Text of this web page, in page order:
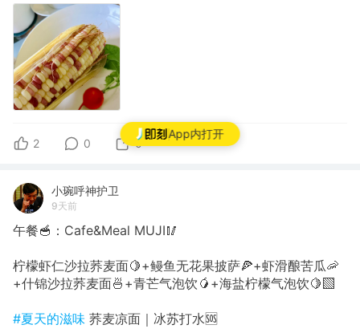
App内打开
2 0 0
小琬呼神护卫
9天前
午餐🥣：Cafe&Meal MUJI🥢
柠檬虾仁沙拉荞麦面🍋+鳗鱼无花果披萨🍕+虾滑酿苦瓜🦐
+什锦沙拉荞麦面🍜+青芒气泡饮🥭+海盐柠檬气泡饮🍋‍🟩
#夏天的滋味 荞麦凉面｜冰苏打水🆘